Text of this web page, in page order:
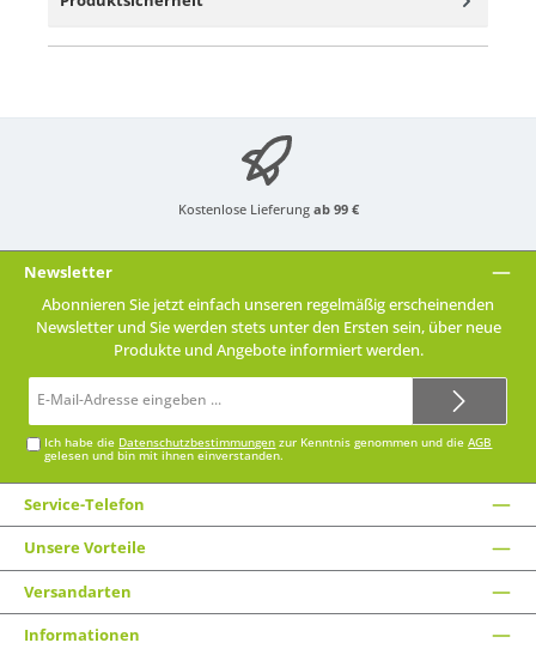
Kostenlose Lieferung ab 99 €
Newsletter
Abonnieren Sie jetzt einfach unseren regelmäßig erscheinenden
Newsletter und Sie werden stets unter den Ersten sein, über neue
Produkte und Angebote informiert werden.
Mail-
Ich habe die Datenschutzbestimmungen zur Kenntnis genommen und dieAGB
gelesen und bin mit ihnen einverstanden.
Service-Telefon
Unsere Vorteile
Versandarten
Informationen